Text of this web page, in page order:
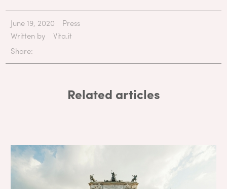
June 19, 2020
Press
Written by
Vita.it
Share:
Related articles